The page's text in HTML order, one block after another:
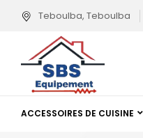
Teboulba, Teboulba
ACCESSOIRES DE CUISINE